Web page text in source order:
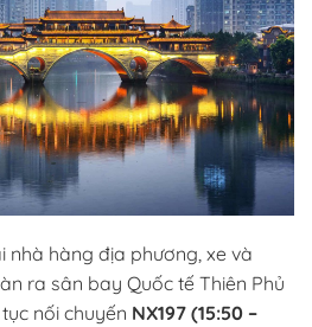
nhà hàng địa phương, xe và
ra sân bay Quốc tế Thiên Phủ
nối chuyến NX197 (15:50 –